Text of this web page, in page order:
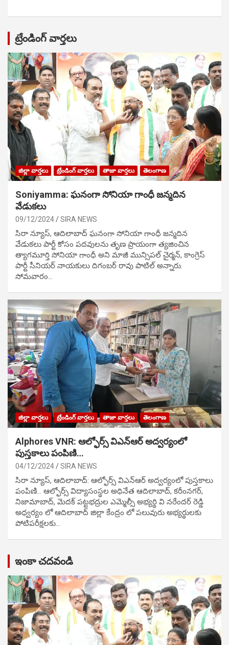
ట్రేండింగ్ వార్తలు
జిల్లా వార్తలు ట్రేండింగ్ వార్తలు తాజా వార్తలు తెలంగాణ
Soniyamma: ఘ‌నంగా సోనియా గాంధీ జ‌న్మ‌దిన
వేడుక‌లు
09/12/2024 SIRA NEWS
సిరా న్యూస్, ఆదిలాబాద్ ఘ‌నంగా సోనియా గాంధీ జ‌న్మ‌దిన
వేడుక‌లు పార్టీ కోసం ప‌ద‌వుల‌ను తృణ ప్రాయంగా త్య‌జించిన
త్యాగమూర్తి సోనియా గాంధీ అని మాజీ మున్సిప‌ల్ చైర్మ‌న్, కాంగ్రెస్
పార్టీ సీనియ‌ర్ నాయ‌కులు దిగంబ‌ర్ రావు పాటిల్ అన్నారు.
సోమవారం…
జిల్లా వార్తలు ట్రేండింగ్ వార్తలు తాజా వార్తలు తెలంగాణ
Alphores VNR: ఆల్ఫోర్స్ విఎన్ఆర్ అద్వర్యంలో
పుస్తకాలు పంపిణి…
04/12/2024 SIRA NEWS
సిరా న్యూస్, ఆదిలాబాద్: ఆల్ఫోర్స్ విఎన్ఆర్ అద్వర్యంలో పుస్తకాలు
పంపిణి… ఆల్ఫోర్స్ విద్యాసంస్థల అధినేత ఆదిలాబాద్, కరీంనగర్,
నిజామాబాద్, మెదక్ పట్టభద్రుల ఎమ్మెల్సీ అభ్యర్థి వి నరేందర్ రెడ్డి
అధ్వర్యం లో ఆదిలాబాద్ జిల్లా కేంద్రం లో పలువురు అభ్యర్థులకు
పోటిప‌రీక్ష‌ల‌కు…
ఇంకా చదవండి